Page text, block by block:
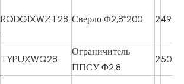
RQDG1XWZT28 Сверло Φ2,8*200 249
TYPUXWQ28
Ограничитель
ППСУ Φ2,8
250